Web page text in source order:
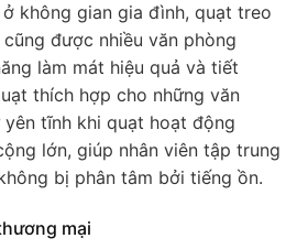
không gian gia đình, quạt treo
được nhiều văn phòng
làm mát hiệu quả và tiết
thích hợp cho những văn
yên tĩnh khi quạt hoạt động
lớn, giúp nhân viên tập trung
bị phân tâm bởi tiếng ồn.
mại